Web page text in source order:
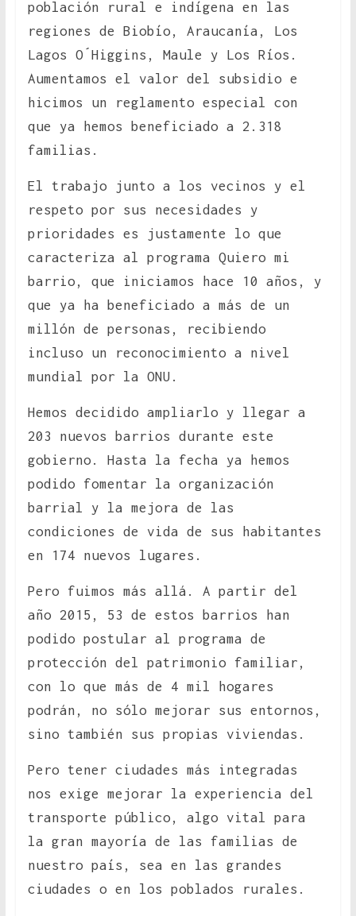
población rural e indígena en las
regiones de Biobío, Araucanía, Los
Lagos O´Higgins, Maule y Los Ríos.
Aumentamos el valor del subsidio e
hicimos un reglamento especial con
que ya hemos beneficiado a 2.318
familias.
El trabajo junto a los vecinos y el
respeto por sus necesidades y
prioridades es justamente lo que
caracteriza al programa Quiero mi
barrio, que iniciamos hace 10 años, y
que ya ha beneficiado a más de un
millón de personas, recibiendo
incluso un reconocimiento a nivel
mundial por la ONU.
Hemos decidido ampliarlo y llegar a
203 nuevos barrios durante este
gobierno. Hasta la fecha ya hemos
podido fomentar la organización
barrial y la mejora de las
condiciones de vida de sus habitantes
en 174 nuevos lugares.
Pero fuimos más allá. A partir del
año 2015, 53 de estos barrios han
podido postular al programa de
protección del patrimonio familiar,
con lo que más de 4 mil hogares
podrán, no sólo mejorar sus entornos,
sino también sus propias viviendas.
Pero tener ciudades más integradas
nos exige mejorar la experiencia del
transporte público, algo vital para
la gran mayoría de las familias de
nuestro país, sea en las grandes
ciudades o en los poblados rurales.